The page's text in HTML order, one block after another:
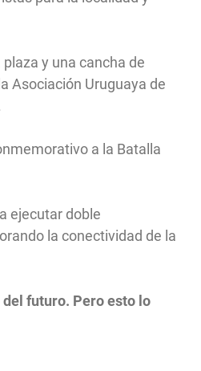
y una cancha de
Asociación Uruguaya de
a la Batalla
ejecutar doble
la conectividad de la
del futuro. Pero esto lo